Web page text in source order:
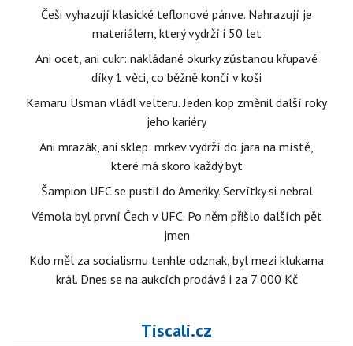
Češi vyhazují klasické teflonové pánve. Nahrazují je
materiálem, který vydrží i 50 let
Ani ocet, ani cukr: nakládané okurky zůstanou křupavé
díky 1 věci, co běžně končí v koši
Kamaru Usman vládl velteru. Jeden kop změnil další roky
jeho kariéry
Ani mrazák, ani sklep: mrkev vydrží do jara na místě,
které má skoro každý byt
Šampion UFC se pustil do Ameriky. Servítky si nebral
Vémola byl první Čech v UFC. Po něm přišlo dalších pět
jmen
Kdo měl za socialismu tenhle odznak, byl mezi klukama
král. Dnes se na aukcích prodává i za 7 000 Kč
Tiscali.cz